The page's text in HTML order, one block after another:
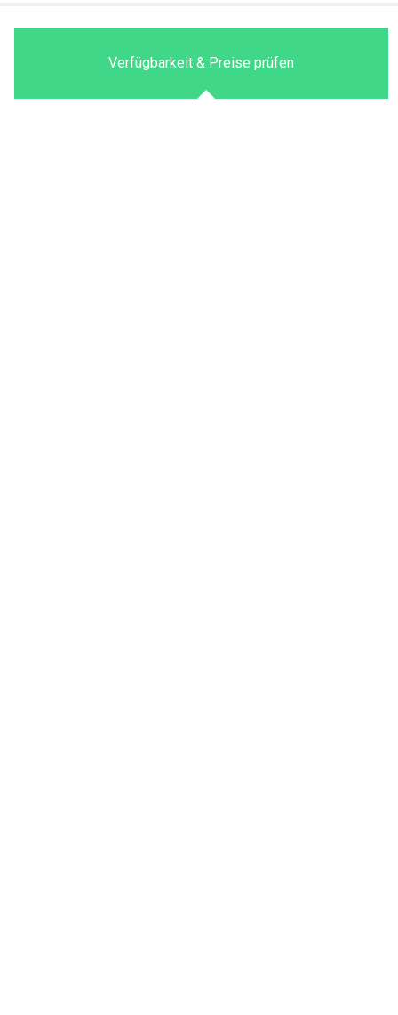
Verfügbarkeit & Preise prüfen